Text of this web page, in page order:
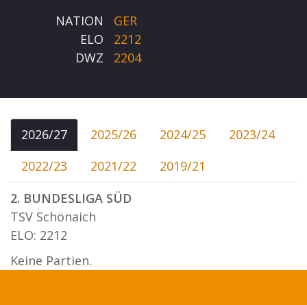
NATION
GER
ELO
2212
DWZ
2204
2026/27 2025/26 2024/25
2023/24
2022/23
2021/22
2019/21
2. BUNDESLIGA SÜD
TSV Schönaich
ELO: 2212
Keine Partien.